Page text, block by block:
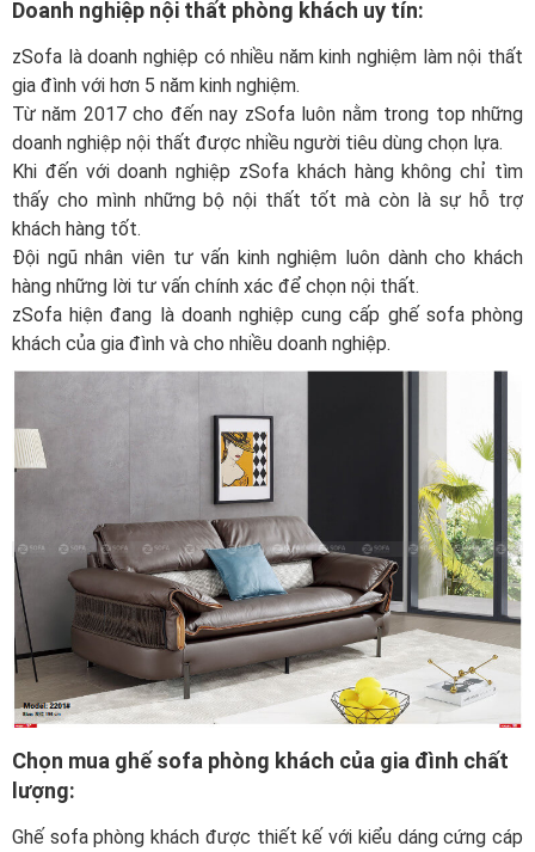
Doanh nghiệp nội thất phòng khách uy tín:
zSofa là doanh nghiệp có nhiều năm kinh nghiệm làm nội thất
gia đình với hơn 5 năm kinh nghiệm.
Từ năm 2017 cho đến nay zSofa luôn nằm trong top những
doanh nghiệp nội thất được nhiều người tiêu dùng chọn lựa.
Khi đến với doanh nghiệp zSofa khách hàng không chỉ tìm
thấy cho mình những bộ nội thất tốt mà còn là sự hỗ trợ
khách hàng tốt.
Đội ngũ nhân viên tư vấn kinh nghiệm luôn dành cho khách
hàng những lời tư vấn chính xác để chọn nội thất.
zSofa hiện đang là doanh nghiệp cung cấp ghế sofa phòng
khách của gia đình và cho nhiều doanh nghiệp.
Chọn mua ghế sofa phòng khách của gia đình chất
lượng:
Ghế sofa phòng khách được thiết kế với kiểu dáng cứng cáp